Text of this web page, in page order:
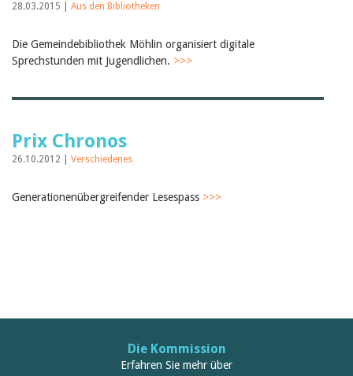
März 2025
2024
2022
2020
2017
2016
2013
28.03.2015 | Aus den Bibliotheken
Die Gemeindebibliothek Möhlin organisiert digitale
Sprechstunden mit Jugendlichen. >>>
Prix Chronos
26.10.2012 | Verschiedenes
Generationenübergreifender Lesespass >>>
Die Kommission
Erfahren Sie mehr über